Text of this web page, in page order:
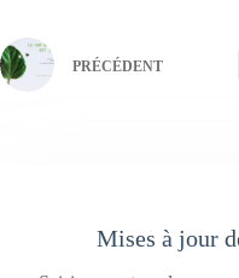
PRÉCÉDENT
Mises à jour